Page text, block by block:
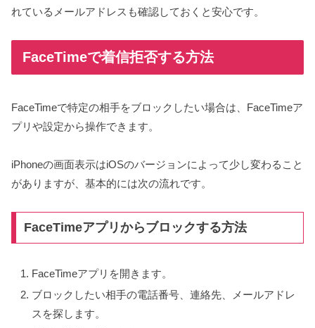
れているメールアドレスも確認しておくと安心です。
FaceTimeで着信拒否する方法
FaceTimeで特定の相手をブロックしたい場合は、FaceTimeア
プリや設定から操作できます。
iPhoneの画面表示はiOSのバージョンによって少し変わること
がありますが、基本的には次の流れです。
FaceTimeアプリからブロックする方法
FaceTimeアプリを開きます。
ブロックしたい相手の電話番号、連絡先、メールアドレ
スを探します。